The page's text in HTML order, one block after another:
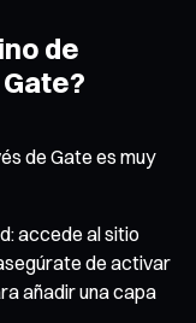
de
de Gate es muy
accede al sitio
de activar
añadir una capa